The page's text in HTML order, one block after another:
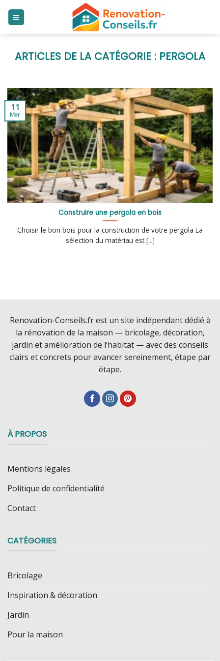
PERGOLA
Construire une pergola en bois
Choisir le bon bois pour la construction de votre pergola La
sélection du matériau est [...]
11
Mar
Renovation-Conseils.fr est un site indépendant dédié à
la rénovation de la maison — bricolage, décoration,
jardin et amélioration de l’habitat — avec des conseils
clairs et concrets pour avancer sereinement, étape par
étape.
À PROPOS
Mentions légales
Politique de confidentialité
Contact
CATÉGORIES
Bricolage
Inspiration & décoration
Jardin
Pour la maison